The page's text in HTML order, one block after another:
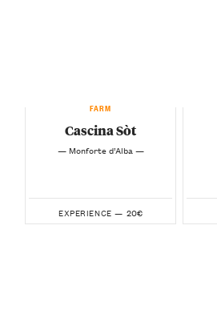
FARM
Cascina Sòt
— Monforte d’Alba —
EXPERIENCE — 20€